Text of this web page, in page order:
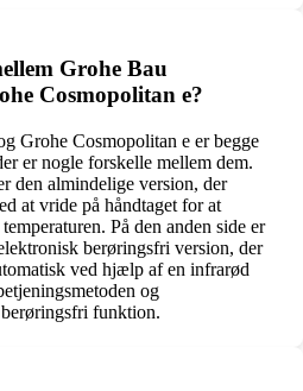
Grohe Bau
Cosmopolitan e?
Grohe Cosmopolitan e er begge
er nogle forskelle mellem dem.
den almindelige version, der
at vride på håndtaget for at
På den anden side er
berøringsfri version, der
ved hjælp af en infrarød
og
funktion.